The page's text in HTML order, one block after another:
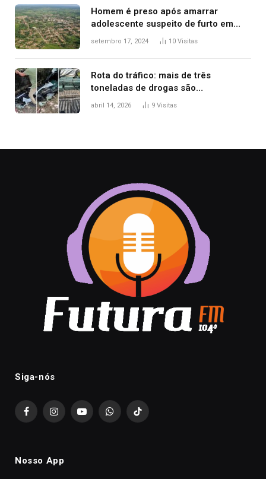
Homem é preso após amarrar
adolescente suspeito de furto em
estaca de cerca e agredi-lo
setembro 17, 2024 10 Visitas
Rota do tráfico: mais de três
toneladas de drogas são
apreendidas no TO em três meses
abril 14, 2026 9 Visitas
Siga-nós
FacebookInstagramYouTubeWhatsAppTikTok
Nosso App